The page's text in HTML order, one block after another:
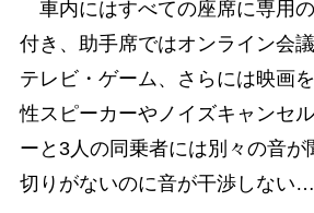
車内にはすべての座席に専用
付き、助手席ではオンライン会
テレビ・ゲーム、さらには映画
性スピーカーやノイズキャンセ
ーと3人の同乗者には別々の音が
切りがないのに音が干渉しない